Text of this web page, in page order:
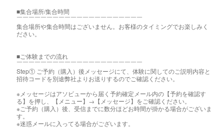
■集合場所/集合時間
￣￣￣￣￣￣￣￣￣￣￣￣￣￣￣￣￣￣￣￣￣
集合場所や集合時間はございません。お客様のタイミングでお楽しみく
ださい。
■ご体験までの流れ
￣￣￣￣￣￣￣￣￣￣￣￣￣￣￣￣￣￣￣￣￣
Step① ご予約（購入）後メッセージにて、体験に関してのご説明内容と
招待コードを別途弊社よりお送りするのでご確認ください。
※メッセージはアソビューから届く予約確定メール内の【予約を確認す
る】を押し、【メニュー】→【メッセージ】をご確認ください。
※ご予約（購入）後、受信までに数分ほどお時間が掛かる場合がございま
す。
※迷惑メールに入ってる場合がございます。